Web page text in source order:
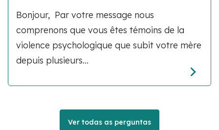
Bonjour, Par votre message nous
comprenons que vous êtes témoins de la
violence psychologique que subit votre mère
depuis plusieurs...
Ver todas as perguntas